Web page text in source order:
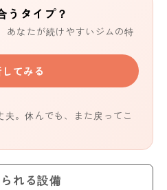
うタイプ？
あなたが続けやすいジムの特
てみる
。休んでも、また戻ってこ
れる設備